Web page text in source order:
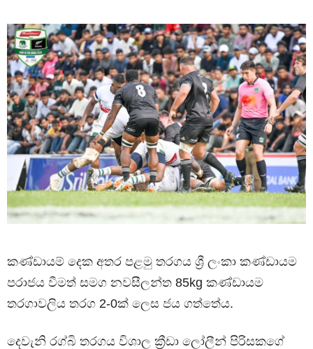
කණ්ඩායම් දෙක අතර පළමු තරගය ශ්‍රී ලංකා කණ්ඩායම
පරාජය වීමත් සමග නවසීලන්ත 85kg කණ්ඩායම
තරගාවලිය තරග 2-0ක් ලෙස ජය ගත්තේය.
දෙවැනි රග්බි තරගය විශාල ක්‍රීඩා ලෝලීන් පිරිසකගේ